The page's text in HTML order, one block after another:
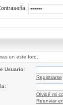
en este foro.
Usuario:
Registrarse
Olvidé mi
Reenviar